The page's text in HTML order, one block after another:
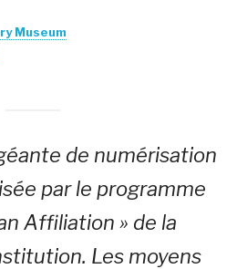
Museum
de numérisation
par le programme
Affiliation » de la
Les moyens